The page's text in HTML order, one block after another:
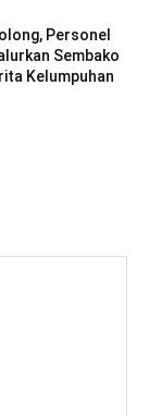
Personel
Sembako
Kelumpuhan